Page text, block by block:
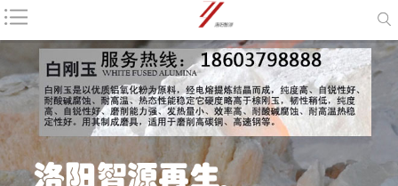
咨询电话：
18603798888
首页公司简介产品中心新闻资讯耐火材料磨料联系我们网站地图